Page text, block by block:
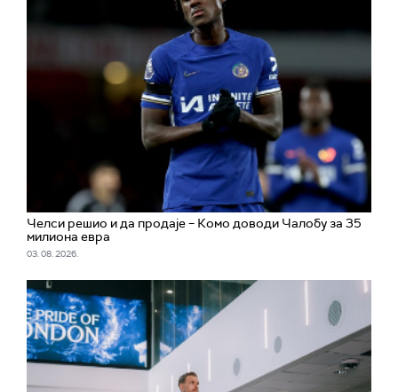
Челси решио и да продаје – Комо доводи Чалобу за 35
милиона евра
03. 08. 2026.